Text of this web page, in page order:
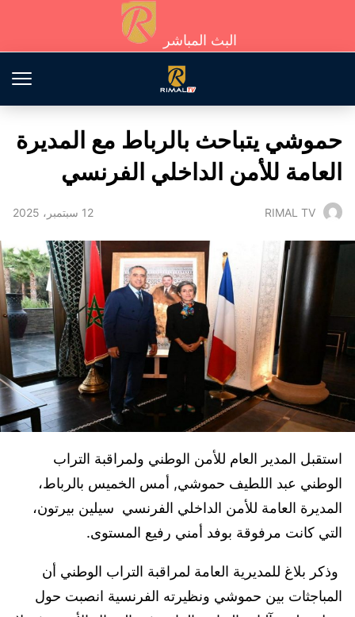
البث المباشر
حموشي يتباحث بالرباط مع المديرة
العامة للأمن الداخلي الفرنسي
RIMAL TV 12 سبتمبر، 2025
استقبل المدير العام للأمن الوطني ولمراقبة التراب
الوطني عبد اللطيف حموشي, أمس الخميس بالرباط،
المديرة العامة للأمن الداخلي الفرنسي سيلين بيرتون،
التي كانت مرفوقة بوفد أمني رفيع المستوى.
وذكر بلاغ للمديرية العامة لمراقبة التراب الوطني أن
المباجثات بين حموشي ونظيرته الفرنسية انصبت حول